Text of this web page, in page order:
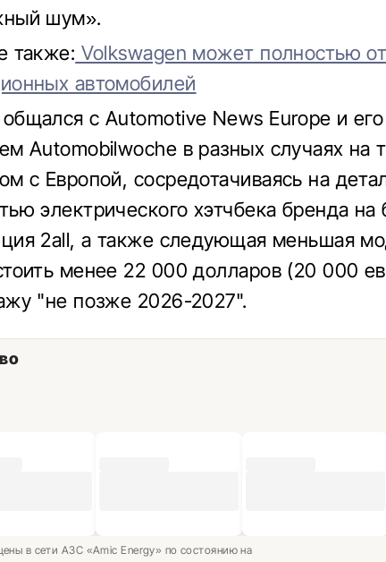
шум».
также: Volkswagen может полностью
автомобилей
с Automotive News Europe и
Automobilwoche в разных случаях на
с Европой, сосредотачиваясь на
электрического хэтчбека бренда на
2all, а также следующая меньшая
менее 22 000 долларов (20 000
"не позже 2026-2027".
в сети АЗС «Amic Energy» по состоянию на